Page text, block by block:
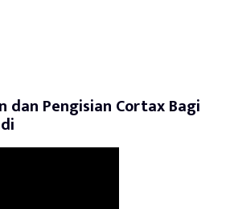
dan Pengisian Cortax Bagi